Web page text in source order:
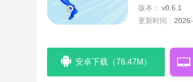
版本：
v0.6.1
更新时间：
安卓下载（76.47M）